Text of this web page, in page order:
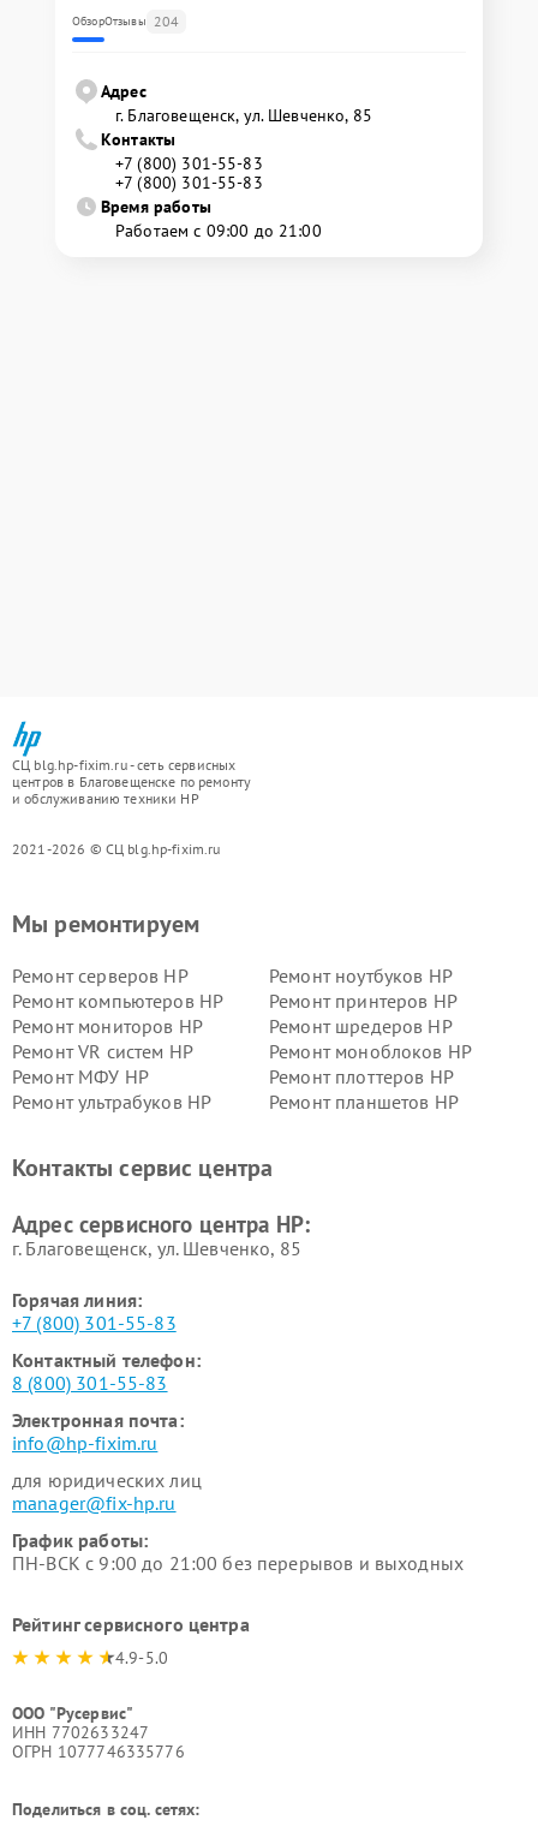
ОбзорОтзывы 204
Адрес
г. Благовещенск, ул. Шевченко, 85
Контакты
+7 (800) 301-55-83
+7 (800) 301-55-83
Время работы
Работаем с 09:00 до 21:00
СЦ blg.hp-fixim.ru - сеть сервисных
центров в Благовещенске по ремонту
и обслуживанию техники HP
2021-2026 © СЦ blg.hp-fixim.ru
Мы ремонтируем
Ремонт серверов HP
Ремонт ноутбуков HP
Ремонт компьютеров HP
Ремонт принтеров HP
Ремонт мониторов HP
Ремонт шредеров HP
Ремонт VR систем HP
Ремонт моноблоков HP
Ремонт МФУ HP
Ремонт плоттеров HP
Ремонт ультрабуков HP
Ремонт планшетов HP
Контакты сервис центра
Адрес сервисного центра HP:
г. Благовещенск, ул. Шевченко, 85
Горячая линия:
+7 (800) 301-55-83
Контактный телефон:
8 (800) 301-55-83
Электронная почта:
info@hp-fixim.ru
для юридических лиц
manager@fix-hp.ru
График работы:
ПН-ВСК с 9:00 до 21:00 без перерывов и выходных
Рейтинг сервисного центра
4.9-5.0
ООО "Русервис"
ИНН 7702633247
ОГРН 1077746335776
Поделиться в соц. сетях: